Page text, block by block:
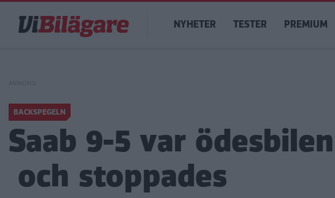
huvudinnehåll
Main
navigation
NYHETER TESTER PREMIUM
BACKSPEGELN
Saab 9-5 var
och stoppades